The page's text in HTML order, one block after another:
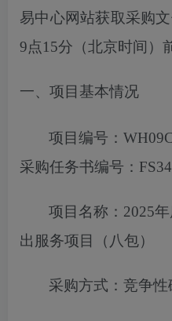
易中心网站获取采购文
9点15分 （北京时间）
一、项目基本情况
项目编号：
采购任务书编号：
项目名称： 2025
出服务项目（八包）
采购方式：竞争性